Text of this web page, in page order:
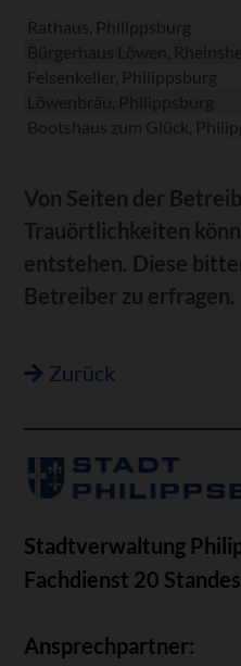
Stadtverwaltung
Fachdienst 20
Ansprechpartner:
Rathaus, Philippsburg
Felsenkeller, Philippsburg
Bootshaus zum
Von Seiten der
Trauörtlichkeiten
entstehen. Diese
Betreiber zu erfragen.
Zurück